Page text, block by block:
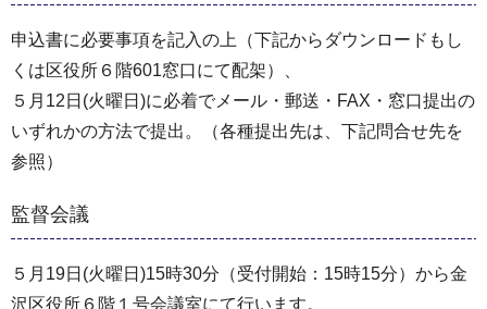
申込書に必要事項を記入の上（下記からダウンロードもし
くは区役所６階601窓口にて配架）、
５月12日(火曜日)に必着でメール・郵送・FAX・窓口提出の
いずれかの方法で提出。（各種提出先は、下記問合せ先を
参照）
監督会議
５月19日(火曜日)15時30分（受付開始：15時15分）から金
沢区役所６階１号会議室にて行います。